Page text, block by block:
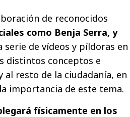
de reconocidos
como Benja Serra, y
serie de vídeos y píldoras en
distintos conceptos e
resto de la ciudadanía, en
importancia de este tema.
físicamente en los